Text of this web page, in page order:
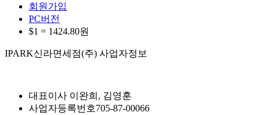
회원가입
PC버전
$1 = 1424.80원
IPARK신라면세점(주) 사업자정보
대표이사 이완희, 김영훈
사업자등록번호705-87-00066